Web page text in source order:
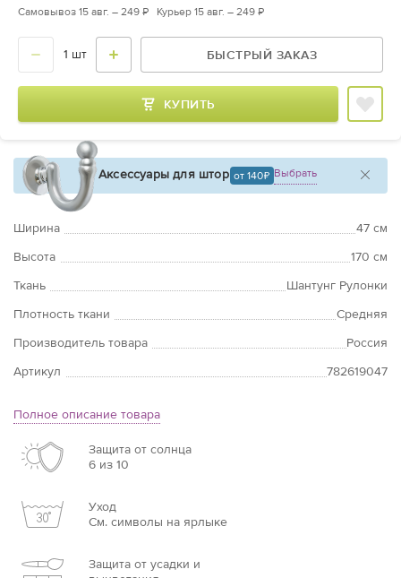
Самовывоз 15 авг. – 249 ₽ Курьер 15 авг. – 249 ₽
БЫСТРЫЙ ЗАКАЗ
КУПИТЬ
Аксессуары для штор от 140 Выбрать
Ширина
47 см
Высота
170 см
Ткань
Шантунг Рулонки
Плотность ткани
Средняя
Производитель товара
Россия
Артикул
782619047
Полное описание товара
Защита от солнца
6 из 10
Уход
См. символы на ярлыке
Защита от усадки и